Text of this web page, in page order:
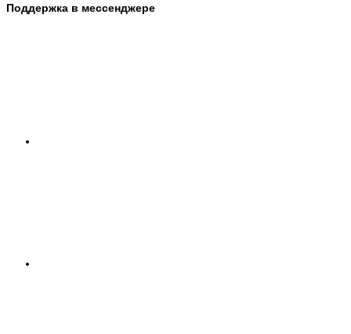
Поддержка в мессенджере